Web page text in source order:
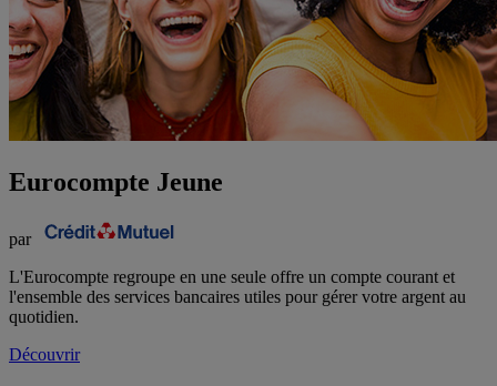
Eurocompte Jeune
par
L'Eurocompte regroupe en une seule offre un compte courant et
l'ensemble des services bancaires utiles pour gérer votre argent au
quotidien.
Découvrir